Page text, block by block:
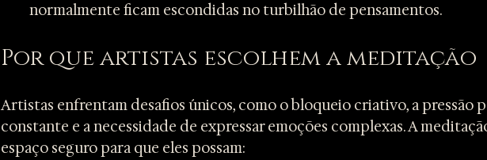
normalmente ficam escondidas no turbilhão de pensamentos.
Por que artistas escolhem a meditação
Artistas enfrentam desafios únicos, como o bloqueio criativo, a pressão
constante e a necessidade de expressar emoções complexas. A
espaço seguro para que eles possam: